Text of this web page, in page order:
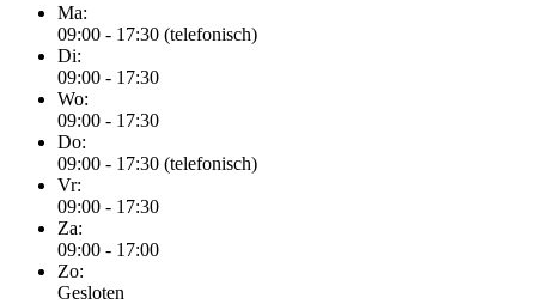
Ma:
09:00 - 17:30 (telefonisch)
Di:
09:00 - 17:30
Wo:
09:00 - 17:30
Do:
09:00 - 17:30 (telefonisch)
Vr:
09:00 - 17:30
Za:
09:00 - 17:00
Zo:
Gesloten